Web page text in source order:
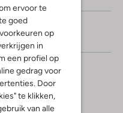
ervoor te
goed
op
in
een profiel op
gedrag voor
Door
te klikken,
van alle